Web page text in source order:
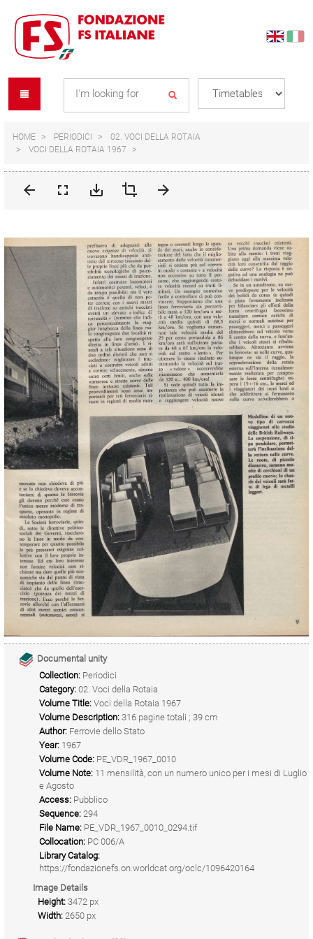
content
navigation
menu
HOME PERIODICI
02. VOCI DELLA ROTAIA
VOCI DELLA ROTAIA 1967
Documental unity
Collection: Periodici
Category: 02. Voci della Rotaia
Volume Title: Voci della Rotaia 1967
Volume Description: 316 pagine totali ; 39 cm
Author: Ferrovie dello Stato
Year: 1967
Volume Code: PE_VDR_1967_0010
Volume Note: 11 mensilità, con un numero unico per i mesi di Luglio
e Agosto
Access: Pubblico
Sequence: 294
File Name: PE_VDR_1967_0010_0294.tif
Collocation: PC 006/A
Library Catalog:
https://fondazionefs.on.worldcat.org/oclc/1096420164
Image Details
Height: 3472 px
Width: 2650 px